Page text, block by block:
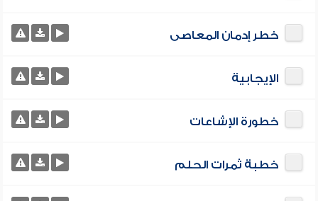
خطر إدمان المعاصى
الإيجابية
خطورة الإشاعات
خطبة ثمرات الحلم